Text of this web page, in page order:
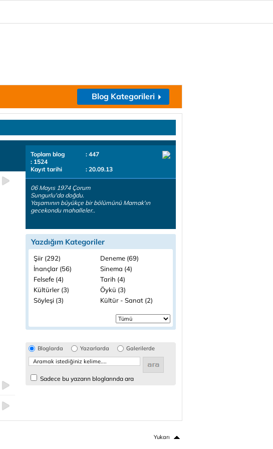
Blog Kategorileri
Toplam blog
: 447
: 1524
Kayıt tarihi
: 20.09.13
06 Mayıs 1974 Çorum
Sungurlu'da doğdu.
Yaşamının büyükçe bir bölümünü Mamak'ın
gecekondu mahalleler..
Yazdığım Kategoriler
Şiir (292)
Deneme (69)
İnançlar (56)
Sinema (4)
Felsefe (4)
Tarih (4)
Kültürler (3)
Öykü (3)
Söyleşi (3)
Kültür - Sanat (2)
Bloglarda Yazarlarda Galerilerde
Sadece bu yazarın bloglarında ara
Yukarı